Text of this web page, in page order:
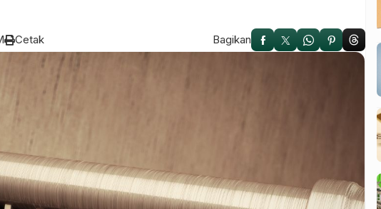
Cetak Bagikan